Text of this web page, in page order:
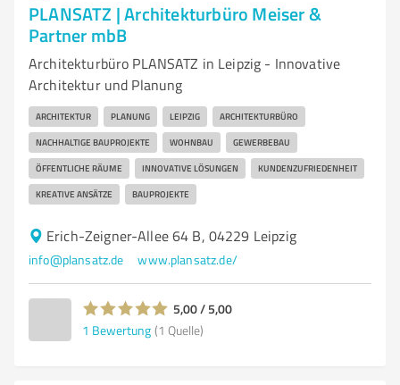
PLANSATZ | Architekturbüro Meiser &
Partner mbB
Architekturbüro PLANSATZ in Leipzig - Innovative
Architektur und Planung
ARCHITEKTUR PLANUNG LEIPZIG ARCHITEKTURBÜRO
NACHHALTIGE BAUPROJEKTE WOHNBAU GEWERBEBAU
ÖFFENTLICHE RÄUME INNOVATIVE LÖSUNGEN KUNDENZUFRIEDENHEIT
KREATIVE ANSÄTZE BAUPROJEKTE
Erich-Zeigner-Allee 64 B, 04229 Leipzig
info@plansatz.de www.plansatz.de/
5,00 / 5,00
1 Bewertung (1 Quelle)